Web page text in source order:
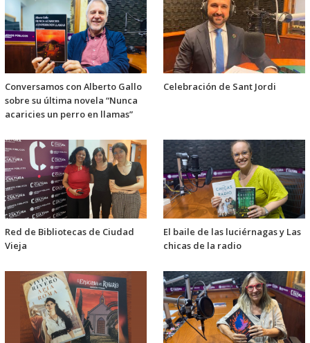
Conversamos con Alberto Gallo
sobre su última novela “Nunca
acaricies un perro en llamas”
Celebración de Sant Jordi
Red de Bibliotecas de Ciudad
Vieja
El baile de las luciérnagas y Las
chicas de la radio